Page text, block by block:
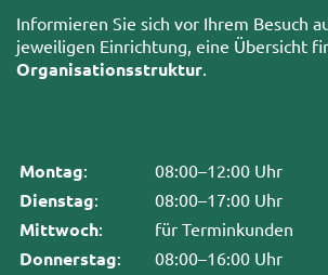
Informieren Sie sich vor Ihrem Besuch
jeweiligen Einrichtung, eine Übersicht
Organisationsstruktur.
Montag: 08:00–12:00 Uhr
Dienstag: 08:00–17:00 Uhr
Mittwoch: für Terminkunden
Donnerstag: 08:00–16:00 Uhr